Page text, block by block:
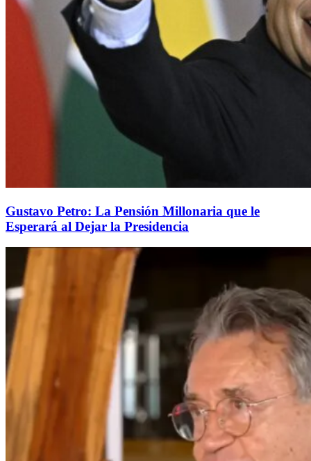
Gustavo Petro: La Pensión Millonaria que le
Esperará al Dejar la Presidencia